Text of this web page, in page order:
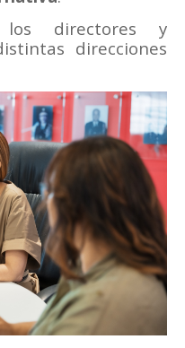
los directores y
direcciones